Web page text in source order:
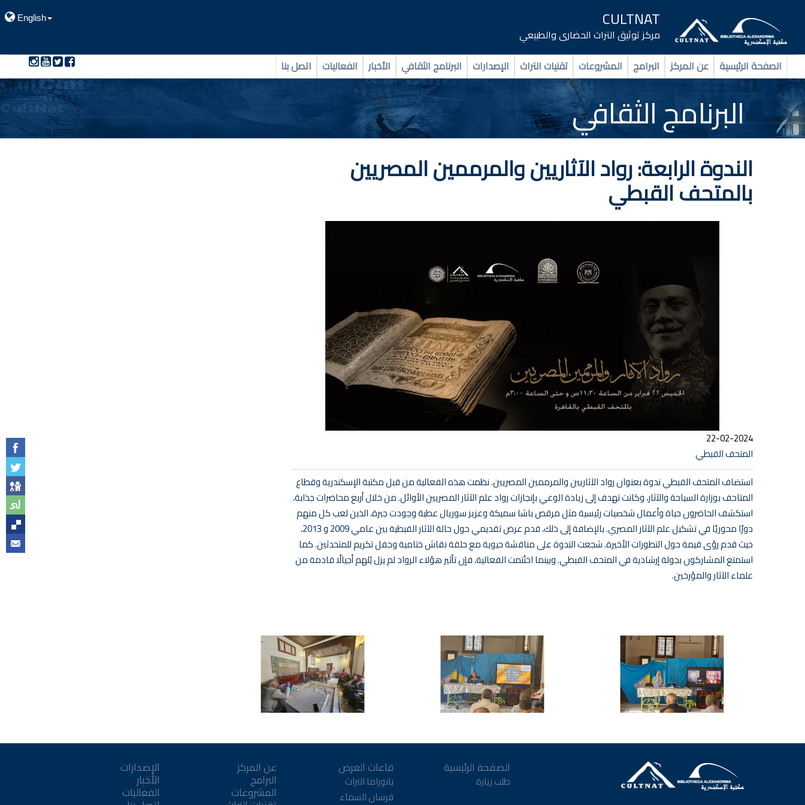
CULTNAT
مركز توثيق التراث الحضارى والطبيعي
English
الصفحة الرئيسية عن المركز البرامج المشروعات تقنيات التراث الإصدارات البرنامج الثقافي الأخبار الفعاليات اتصل بنا
البرنامج الثقافي
الندوة الرابعة: رواد الآثاريين والمرممين المصريين
بالمتحف القبطي
22-02-2024
المتحف القبطي
استضاف المتحف القبطي ندوة بعنوان رواد الآثاريين والمرممين المصريين. نظمت هذه الفعالية من قبل مكتبة الإسكندرية وقطاع
المتاحف بوزارة السياحة والآثار، وكانت تهدف إلى زيادة الوعي بإنجازات رواد علم الآثار المصريين الأوائل. من خلال أربع محاضرات جذابة،
استكشف الحاضرون حياة وأعمال شخصيات رئيسية مثل مرقص باشا سميكة وعزيز سوريال عطية وجودت جبرة، الذين لعب كل منهم
دورًا محوريًا في تشكيل علم الآثار المصري. بالإضافة إلى ذلك، قدم عرض تقديمي حول حالة الآثار القبطية بين عامي 2009 و 2013،
حيث قدم رؤى قيمة حول التطورات الأخيرة. شجعت الندوة على مناقشة حيوية مع حلقة نقاش ختامية وحفل تكريم للمتحدثين. كما
استمتع المشاركون بجولة إرشادية في المتحف القبطي. وبينما اختُتمت الفعالية، فإن تأثير هؤلاء الرواد لم يزل يُلهم أجيالًا قادمة من
علماء الآثار والمؤرخين.
الصفحة الرئيسية
طلب زيارة
قاعات العرض
بانوراما التراث
فرسان السماء
عن المركز
البرامج
المشروعات
الإصدارات
الأخبار
الفعاليات